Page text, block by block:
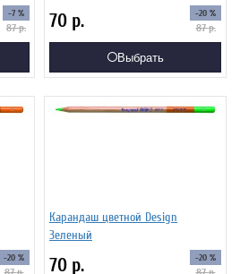
-7 %
87р. 70 р. -20 %
87р.
Выбрать
-20 %
Карандаш цветной Design
Зеленый
70 р. -20 %